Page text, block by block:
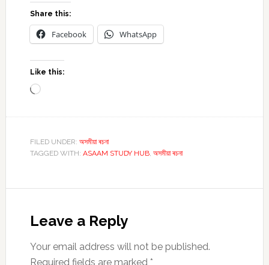
Share this:
Facebook WhatsApp
Like this:
Loading…
FILED UNDER: অসমীয়া ৰচনা
TAGGED WITH: ASAAM STUDY HUB, অসমীয়া ৰচনা
Interactions
Leave a Reply
Your email address will not be published.
Required fields are marked *